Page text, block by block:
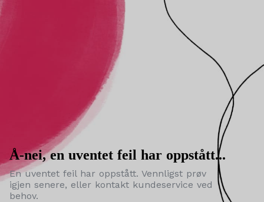
Å-nei, en uventet feil har oppstått...
En uventet feil har oppstått. Vennligst prøv
igjen senere, eller kontakt kundeservice ved
behov.